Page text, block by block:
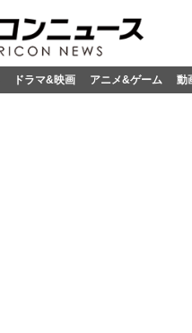
ドラマ&映画 アニメ&ゲーム 動